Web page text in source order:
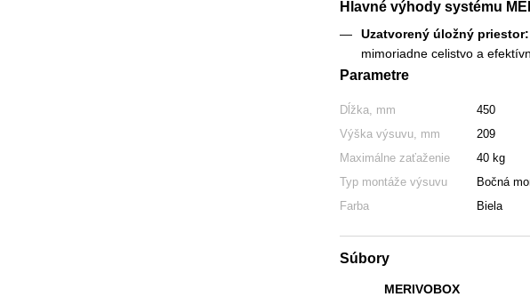
Hlavné výhody systému
Uzatvorený úložný priestor:
mimoriadne celistvo a
Parametre
Dĺžka, mm
450
Výška výsuvu, mm
209
Maximálne zaťaženie
40 kg
Typ montáže výsuvu
Bočná
Farba
Biela
Súbory
MERIVOBOX